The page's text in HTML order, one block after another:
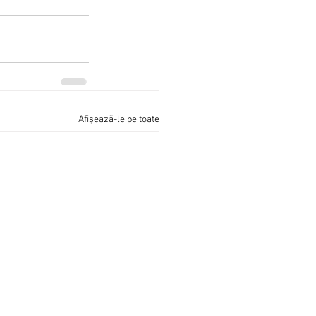
Afișează-le pe toate